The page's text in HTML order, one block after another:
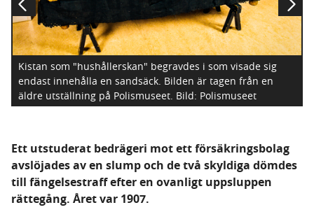
Kistan som "hushållerskan" begravdes i som visade sig
endast innehålla en sandsäck. Bilden är tagen från en
äldre utställning på Polismuseet. Bild: Polismuseet
Ett utstuderat bedrägeri mot ett försäkringsbolag
avslöjades av en slump och de två skyldiga dömdes
till fängelsestraff efter en ovanligt uppsluppen
rättegång. Året var 1907.